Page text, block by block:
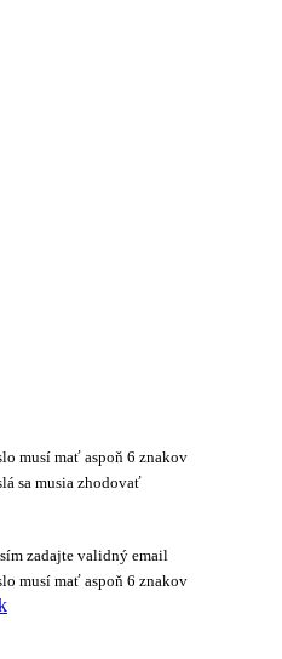
musí mať aspoň 6 znakov
sa musia zhodovať
zadajte validný email
musí mať aspoň 6 znakov